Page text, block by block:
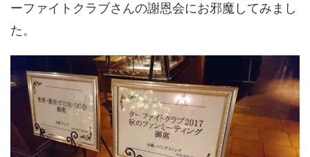
ーファイトクラブさんの謝恩会にお邪魔してみまし
た。